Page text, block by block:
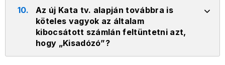
10.
Az új Kata tv. alapján továbbra is
köteles vagyok az általam
kibocsátott számlán feltüntetni azt,
hogy „Kisadózó”?